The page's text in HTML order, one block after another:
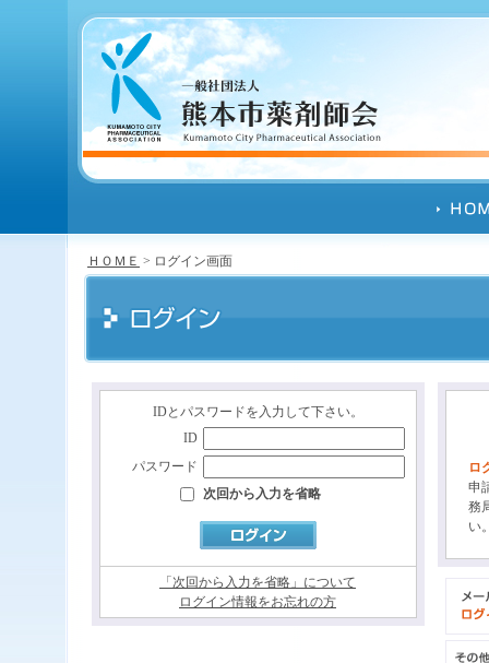
ＨＯＭＥ > ログイン画面
IDとパスワードを入力して下さい。
ID
パスワード
次回から入力を省略
「次回から入力を省略」について
ログイン情報をお忘れの方
ロ
申
務
い